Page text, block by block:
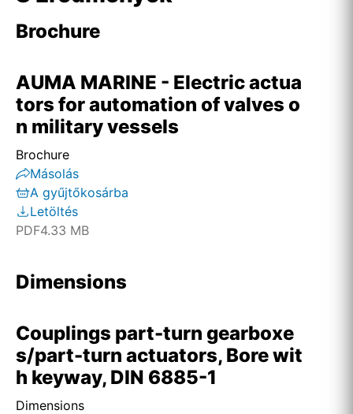
Brochure
AUMA MARINE - Electric actua
tors for automation of valves o
n military vessels
Brochure
Másolás
A gyűjtőkosárba
Letöltés
PDF4.33 MB
Dimensions
Couplings part-turn gearboxe
s/part-turn actuators, Bore wit
h keyway, DIN 6885-1
Dimensions